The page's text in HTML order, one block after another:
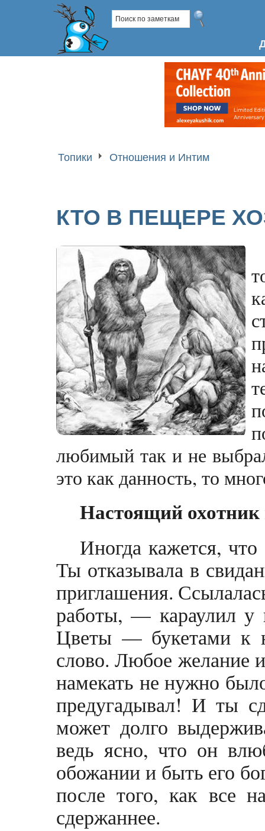
Топики Отношения и Интим
КТО В ПЕЩЕРЕ
любимый так и не
это как данность, то
Настоящий охотник
Иногда кажется,
Ты отказывала в
приглашения.
работы, — караулил у
Цветы — букетами к
слово. Любое желание
намекать не нужно
предугадывал! И ты
может долго
ведь ясно, что он
обожании и быть его
после того, как все
сдержаннее.